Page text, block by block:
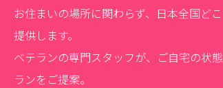
お住まいの場所に関わらず、日本全国ど
提供します。
ベテランの専門スタッフが、ご自宅の状
ランをご提案。